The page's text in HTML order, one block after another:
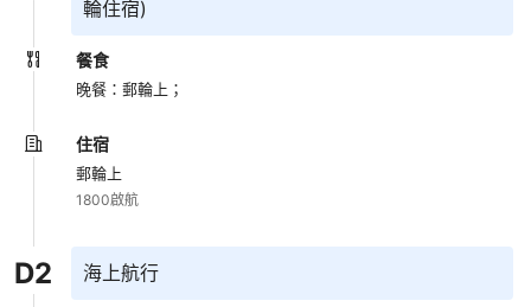
輪住宿)
餐食
晚餐：郵輪上；
住宿
郵輪上
1800啟航
D2 海上航行